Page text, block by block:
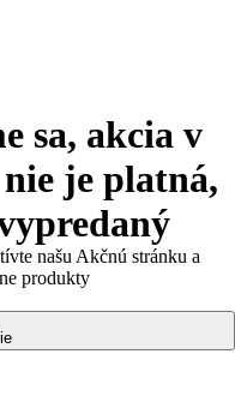
sa, akcia v
je platná,
našu Akčnú stránku a
produkty